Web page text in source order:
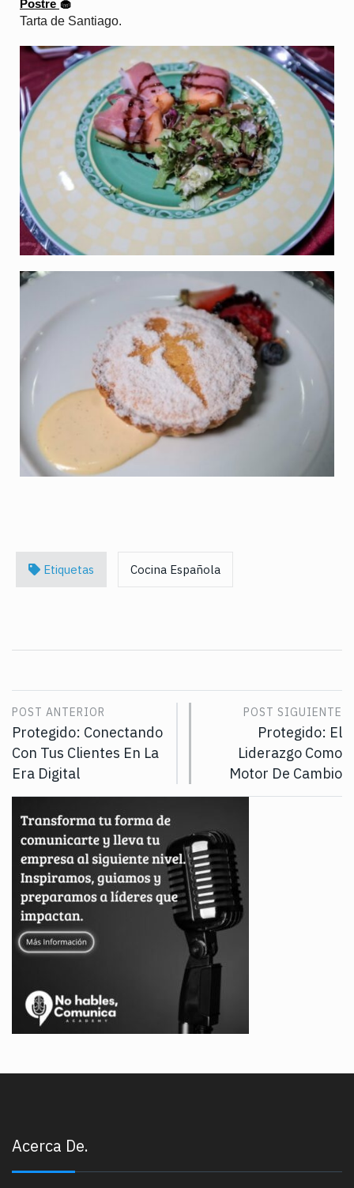
Postre 🧁
Tarta de Santiago.
Etiquetas Cocina Española
POST ANTERIOR
Protegido: Conectando
Con Tus Clientes En La
Era Digital
POST SIGUIENTE
Protegido: El
Liderazgo Como
Motor De Cambio
Acerca De.